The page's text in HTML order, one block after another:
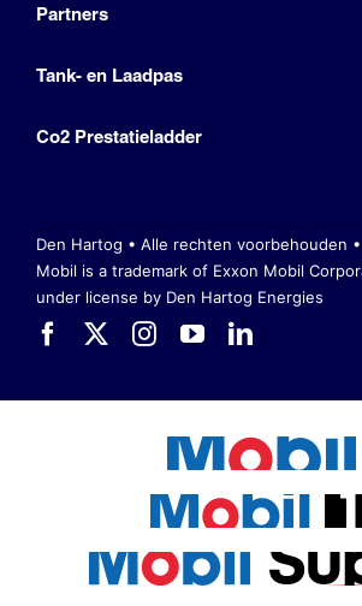
Partners
Tank- en Laadpas
Co2 Prestatieladder
Den Hartog • Alle rechten voorbehouden •
Mobil is a trademark of Exxon Mobil
under license by Den Hartog Energies